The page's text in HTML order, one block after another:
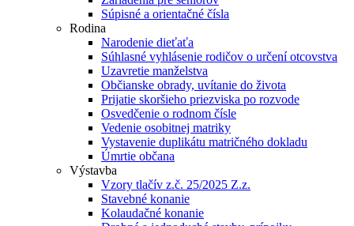
Súpisné a orientačné čísla
Rodina
Narodenie dieťaťa
Súhlasné vyhlásenie rodičov o určení otcovstva
Uzavretie manželstva
Občianske obrady, uvítanie do života
Prijatie skoršieho priezviska po rozvode
Osvedčenie o rodnom čísle
Vedenie osobitnej matriky
Vystavenie duplikátu matričného dokladu
Úmrtie občana
Výstavba
Vzory tlačív z.č. 25/2025 Z.z.
Stavebné konanie
Kolaudačné konanie